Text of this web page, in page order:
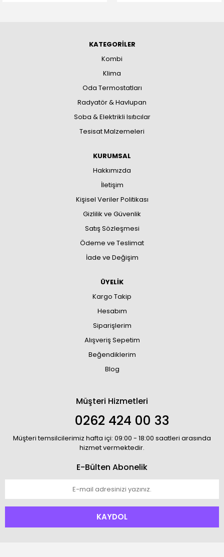
KATEGORİLER
Kombi
Klima
Oda Termostatları
Radyatör & Havlupan
Soba & Elektrikli Isıtıcılar
Tesisat Malzemeleri
KURUMSAL
Hakkımızda
İletişim
Kişisel Veriler Politikası
Gizlilik ve Güvenlik
Satış Sözleşmesi
Ödeme ve Teslimat
İade ve Değişim
ÜYELİK
Kargo Takip
Hesabım
Siparişlerim
Alışveriş Sepetim
Beğendiklerim
Blog
Müşteri Hizmetleri
0262 424 00 33
Müşteri temsilcilerimiz hafta içi: 09:00 - 18:00 saatleri arasında
hizmet vermektedir.
E-Bülten Abonelik
KAYDOL